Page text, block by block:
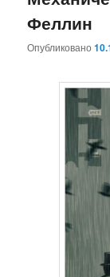
Феллин
Опубликовано